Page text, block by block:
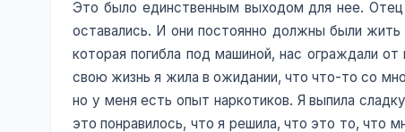
Это было единственным выходом для нее.
оставались. И они постоянно должны были
которая погибла под машиной, нас ограждали
свою жизнь я жила в ожидании, что что-то со
но у меня есть опыт наркотиков. Я выпила
это понравилось, что я решила, что это то, что